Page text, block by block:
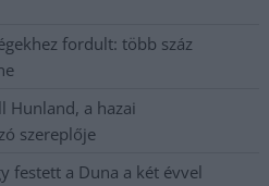
fordult: több száz
Hunland, a hazai
szereplője
festett a Duna a két évvel